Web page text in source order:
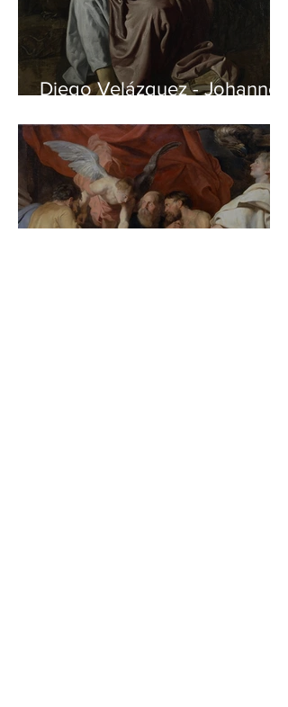
Diego Velázquez - Johannes